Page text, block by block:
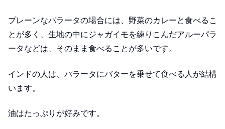
プレーンなパラータの場合には、野菜のカレーと食べるこ
とが多く、生地の中にジャガイモを練りこんだアルーパラ
ータなどは、そのまま食べることが多いです。
インドの人は、パラータにバターを乗せて食べる人が結構
います。
油はたっぷりが好みです。